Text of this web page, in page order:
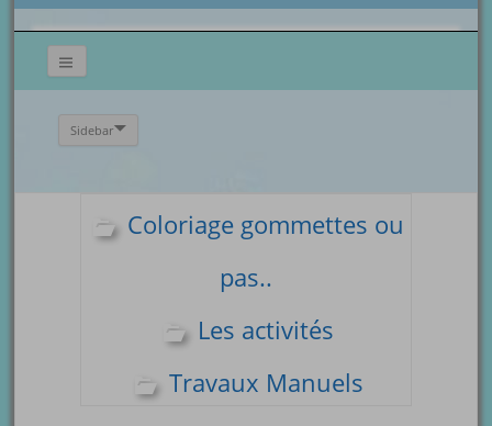
Sidebar
Coloriage gommettes ou
pas..
Les activités
Travaux Manuels